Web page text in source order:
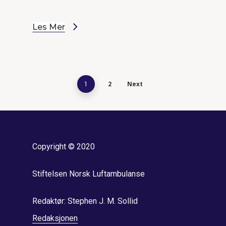
Les Mer
1 2 Next
Copyright © 2020
Stiftelsen Norsk Luftambulanse
Redaktør: Stephen J. M. Sollid
Redaksjonen